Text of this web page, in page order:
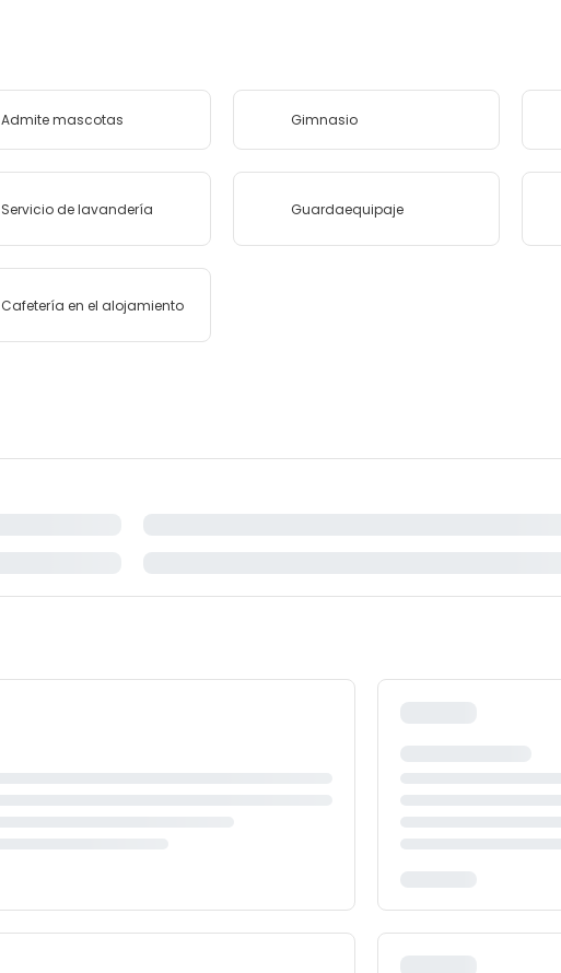
Admite mascotas Gimnasio
Servicio de lavandería Guardaequipaje
Cafetería en el alojamiento